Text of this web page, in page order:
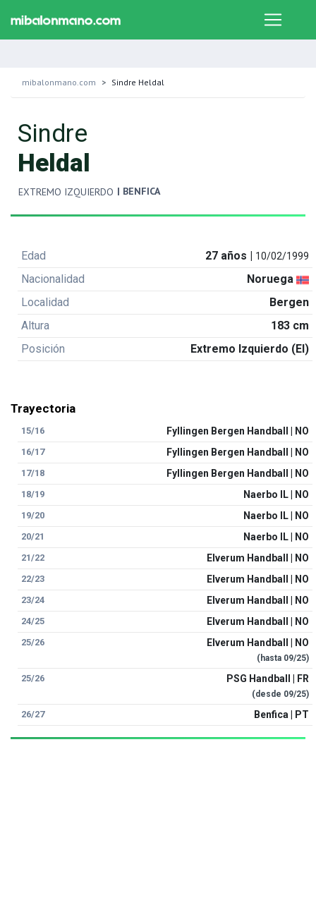
mibalonmano.com Sindre Heldal
Sindre
Heldal
EXTREMO IZQUIERDO | BENFICA
Edad 27 años | 10/02/1999
Nacionalidad
Noruega
Localidad
Bergen
Altura
183 cm
Posición
Extremo Izquierdo (EI)
Trayectoria
15/16 Fyllingen Bergen Handball | NO
16/17 Fyllingen Bergen Handball | NO
17/18 Fyllingen Bergen Handball | NO
18/19 Naerbo IL | NO
19/20 Naerbo IL | NO
20/21 Naerbo IL | NO
21/22 Elverum Handball | NO
22/23 Elverum Handball | NO
23/24 Elverum Handball | NO
24/25 Elverum Handball | NO
25/26 Elverum Handball | NO
(hasta 09/25)
25/26 PSG Handball | FR
(desde 09/25)
26/27 Benfica | PT